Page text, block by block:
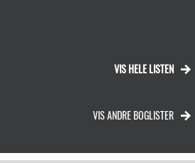
VIS HELE LISTEN
VIS ANDRE BOGLISTER